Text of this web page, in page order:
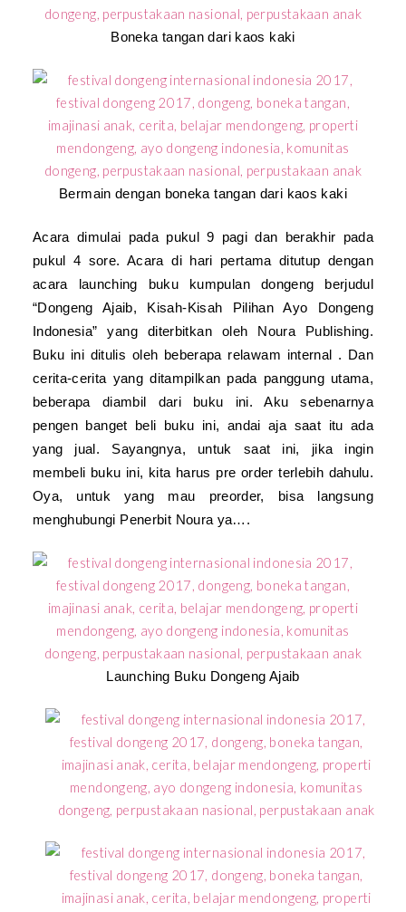
Boneka tangan dari kaos kaki
Bermain dengan boneka tangan dari kaos kaki
Acara dimulai pada pukul 9 pagi dan berakhir pada
pukul 4 sore. Acara di hari pertama ditutup dengan
acara launching buku kumpulan dongeng berjudul
“Dongeng Ajaib, Kisah-Kisah Pilihan Ayo Dongeng
Indonesia” yang diterbitkan oleh Noura Publishing.
Buku ini ditulis oleh beberapa relawam internal . Dan
cerita-cerita yang ditampilkan pada panggung utama,
beberapa diambil dari buku ini. Aku sebenarnya
pengen banget beli buku ini, andai aja saat itu ada
yang jual. Sayangnya, untuk saat ini, jika ingin
membeli buku ini, kita harus pre order terlebih dahulu.
Oya, untuk yang mau preorder, bisa langsung
menghubungi Penerbit Noura ya….
Launching Buku Dongeng Ajaib